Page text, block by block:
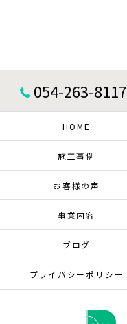
054-263-8117
HOME
施工事例
お客様の声
事業内容
ブログ
プライバシーポリシー